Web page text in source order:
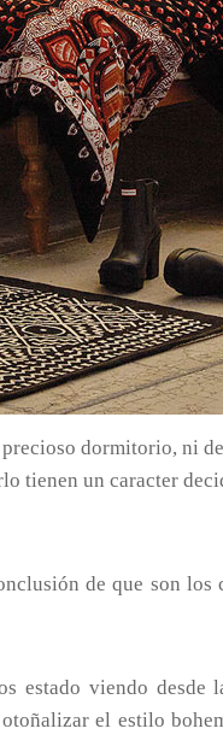
dormitorio, ni
tienen un caracter
de que son
estado viendo
el estilo